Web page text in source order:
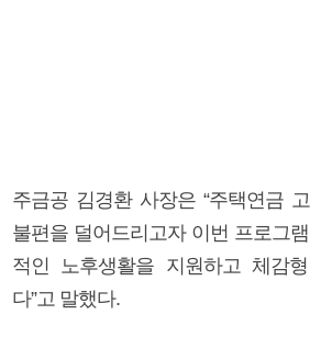
주금공 김경환 사장은 “주택연금
불편을 덜어드리고자 이번 프로그
적인 노후생활을 지원하고 체감
다”고 말했다.